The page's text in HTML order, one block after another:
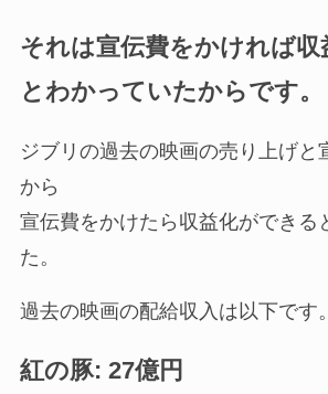
それは宣伝費をかければ収
とわかっていたからです。
ジブリの過去の映画の売り上げと
から
宣伝費をかけたら収益化ができる
た。
過去の映画の配給収入は以下です。
紅の豚: 27億円